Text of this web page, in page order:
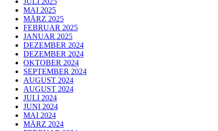
MAI 2025
MÄRZ 2025
FEBRUAR 2025
JANUAR 2025
DEZEMBER 2024
DEZEMBER 2024
OKTOBER 2024
SEPTEMBER 2024
AUGUST 2024
AUGUST 2024
JULI 2024
JUNI 2024
MAI 2024
MÄRZ 2024